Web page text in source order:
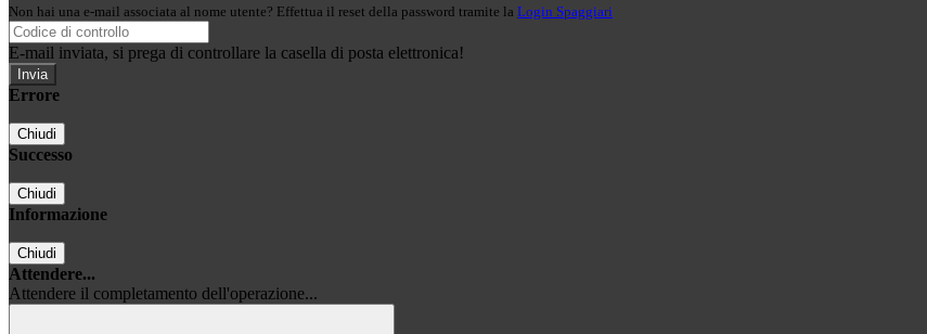
Non hai una e-mail associata al nome utente? Effettua il reset della password tramite la Login Spaggiari
E-mail inviata, si prega di controllare la casella di posta elettronica!
Errore
Chiudi
Successo
Chiudi
Informazione
Chiudi
Attendere...
Attendere il completamento dell'operazione...